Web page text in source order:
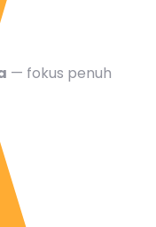
— fokus penuh